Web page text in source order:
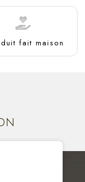
fait maison